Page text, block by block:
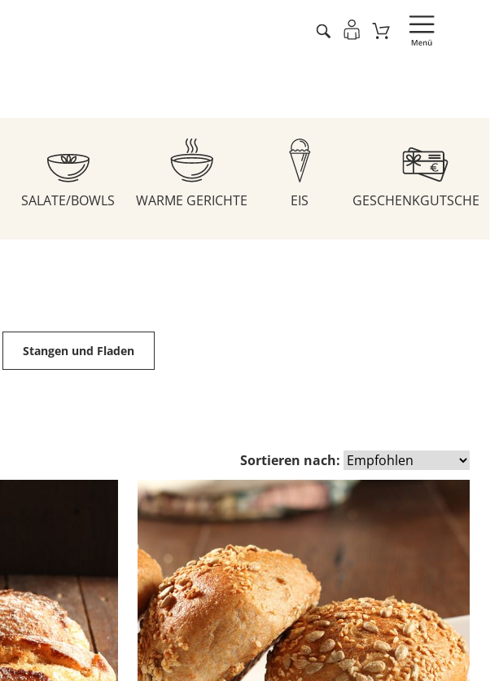
SALATE/BOWLS WARME GERICHTE EIS GESCHENKGUTSCHEINE
Stangen und Fladen
Sortieren nach: